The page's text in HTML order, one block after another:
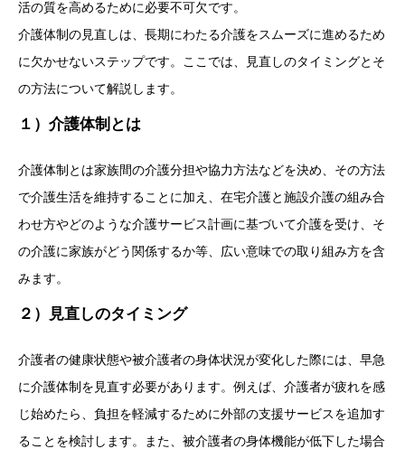
活の質を高めるために必要不可欠です。
介護体制の見直しは、長期にわたる介護をスムーズに進めるため
に欠かせないステップです。ここでは、見直しのタイミングとそ
の方法について解説します。
１）介護体制とは
介護体制とは家族間の介護分担や協力方法などを決め、その方法
で介護生活を維持することに加え、在宅介護と施設介護の組み合
わせ方やどのような介護サービス計画に基づいて介護を受け、そ
の介護に家族がどう関係するか等、広い意味での取り組み方を含
みます。
２）見直しのタイミング
介護者の健康状態や被介護者の身体状況が変化した際には、早急
に介護体制を見直す必要があります。例えば、介護者が疲れを感
じ始めたら、負担を軽減するために外部の支援サービスを追加す
ることを検討します。また、被介護者の身体機能が低下した場合